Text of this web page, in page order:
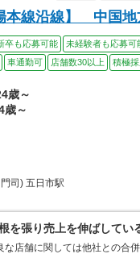
本線沿線】 中国
卒も応募可能 未経験者も応募可
車通勤可 店舗数30以上 積極
歳～
歳～
司) 五日市駅
を張り売上を伸ばしてい
な店舗に関しては他社との合